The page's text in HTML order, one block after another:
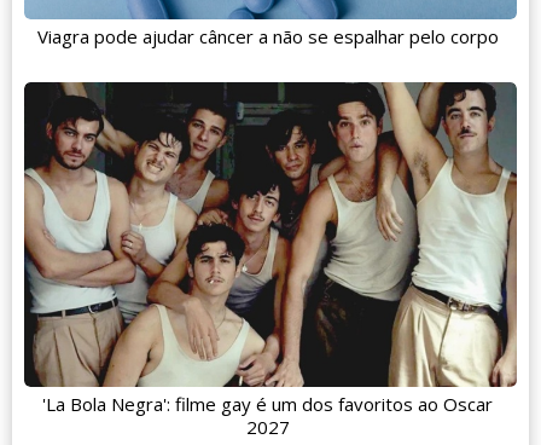
Viagra pode ajudar câncer a não se espalhar pelo corpo
'La Bola Negra': filme gay é um dos favoritos ao Oscar
2027